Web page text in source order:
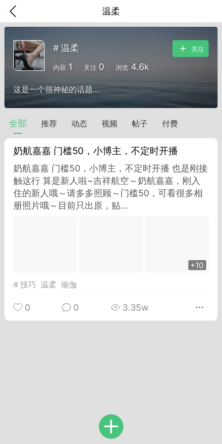
温柔
味”的小姐
大二女生囡囡
# 温柔
内容 1 关注 0 浏览 4.6k
关注
这是一个很神秘的话题...
全部 推荐 动态 视频 帖子 付费
奶航嘉嘉 门槛50，小博主，不定时开播
奶航嘉嘉 门槛50，小博主，不定时开播 也是刚接
触这行 算是新人啦~吉祥航空～奶航嘉嘉，刚入
住的新人哦～请多多照顾～门槛50，可看很多相
册照片哦～目前只出原，贴...
+10
# 技巧 温柔 瑜伽
0 0 3.35w